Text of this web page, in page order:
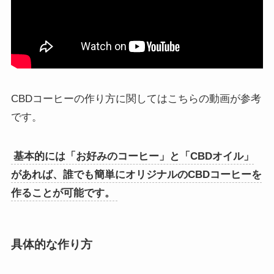
CBDコーヒーの作り方に関してはこちらの動画が参考
です。
基本的には「お好みのコーヒー」と「CBDオイル」
があれば、誰でも簡単にオリジナルのCBDコーヒーを
作ることが可能です。
具体的な作り方